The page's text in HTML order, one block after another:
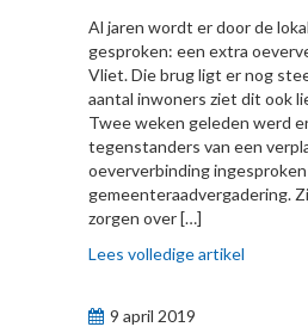
Al jaren wordt er door de
gesproken: een extra
Vliet. Die brug ligt er nog
aantal inwoners ziet dit ook
Twee weken geleden werd
tegenstanders van een
oeververbinding
gemeenteraadvergadering.
zorgen over […]
Lees volledige artikel
9 april 2019